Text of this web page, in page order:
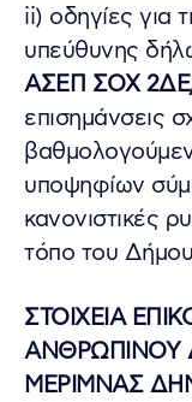
ii) οδηγίες για
υπεύθυνης
ΑΣΕΠ ΣΟΧ
επισημάνσεις
υποψηφίων
κανονιστικές
τόπο του Δήμου
ΣΤΟΙΧΕΙΑ
ΑΝΘΡΩΠΙΝΟΥ
ΜΕΡΙΜΝΑΣ